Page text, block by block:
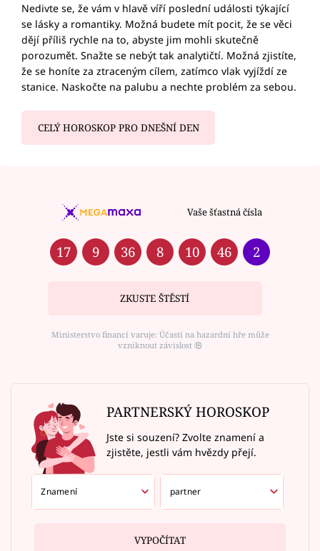
Nedivte se, že vám v hlavě víří poslední události týkající
se lásky a romantiky. Možná budete mít pocit, že se věci
dějí příliš rychle na to, abyste jim mohli skutečně
porozumět. Snažte se nebýt tak analytičtí. Možná zjistíte,
že se honíte za ztraceným cílem, zatímco vlak vyjíždí ze
stanice. Naskočte na palubu a nechte problém za sebou.
CELÝ HOROSKOP PRO DNEŠNÍ DEN
Vaše šťastná čísla
17 9 36 8 10 46 2
ZKUSTE ŠTĚSTÍ
Ministerstvo financí varuje: Účastí na hazardní hře může
vzniknout závislost ⑱
PARTNERSKÝ HOROSKOP
Jste si souzení? Zvolte znamení a
zjistěte, jestli vám hvězdy přejí.
VYPOČÍTAT